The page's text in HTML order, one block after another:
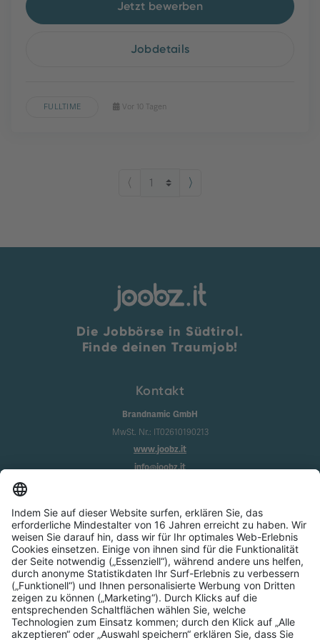
Jetzt bewerben
Jobdetails
FULLTIME Vor 10 Tagen
⟨ ⟩
Die Jobbörse in Südtirol.
Finde deinen Traumjob!
Kontakt
Brandnamic GmbH
MwSt. Nr.: IT02610190213
www.joobz.it
info@joobz.it
Impressum
Datenschutz
AGB
Cookie-Einstellungen
Service
Über uns